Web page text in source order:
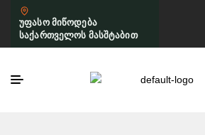
უფასო მიწოდება
საქართველოს მასშტაბით